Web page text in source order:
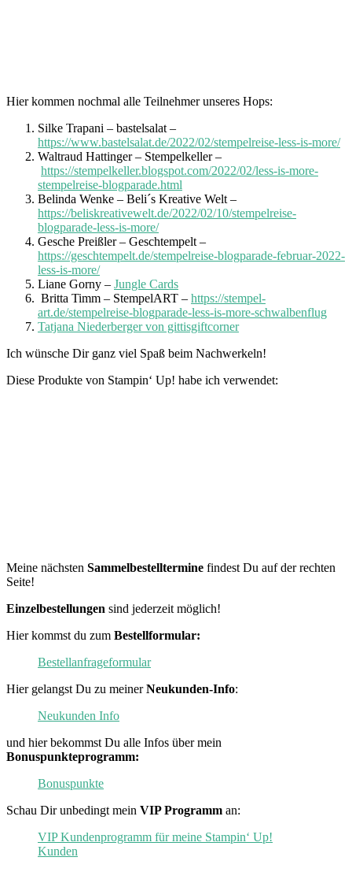
Hier kommen nochmal alle Teilnehmer unseres Hops:
Silke Trapani – bastelsalat –
https://www.bastelsalat.de/2022/02/stempelreise-less-is-more/
Waltraud Hattinger – Stempelkeller –
https://stempelkeller.blogspot.com/2022/02/less-is-more-
stempelreise-blogparade.html
Belinda Wenke – Beli´s Kreative Welt –
https://beliskreativewelt.de/2022/02/10/stempelreise-
blogparade-less-is-more/
Gesche Preißler – Geschtempelt –
https://geschtempelt.de/stempelreise-blogparade-februar-2022-
less-is-more/
Liane Gorny – Jungle Cards
Britta Timm – StempelART – https://stempel-
art.de/stempelreise-blogparade-less-is-more-schwalbenflug
Tatjana Niederberger von gittisgiftcorner
Ich wünsche Dir ganz viel Spaß beim Nachwerkeln!
Diese Produkte von Stampin‘ Up! habe ich verwendet:
Meine nächsten Sammelbestelltermine findest Du auf der rechten
Seite!
Einzelbestellungen sind jederzeit möglich!
Hier kommst du zum Bestellformular:
Bestellanfrageformular
Hier gelangst Du zu meinerNeukunden-Info:
Neukunden Info
und hier bekommst Du alle Infos über mein
Bonuspunkteprogramm:
Bonuspunkte
Schau Dir unbedingt mein VIP Programm an:
VIP Kundenprogramm für meine Stampin‘ Up!
Kunden